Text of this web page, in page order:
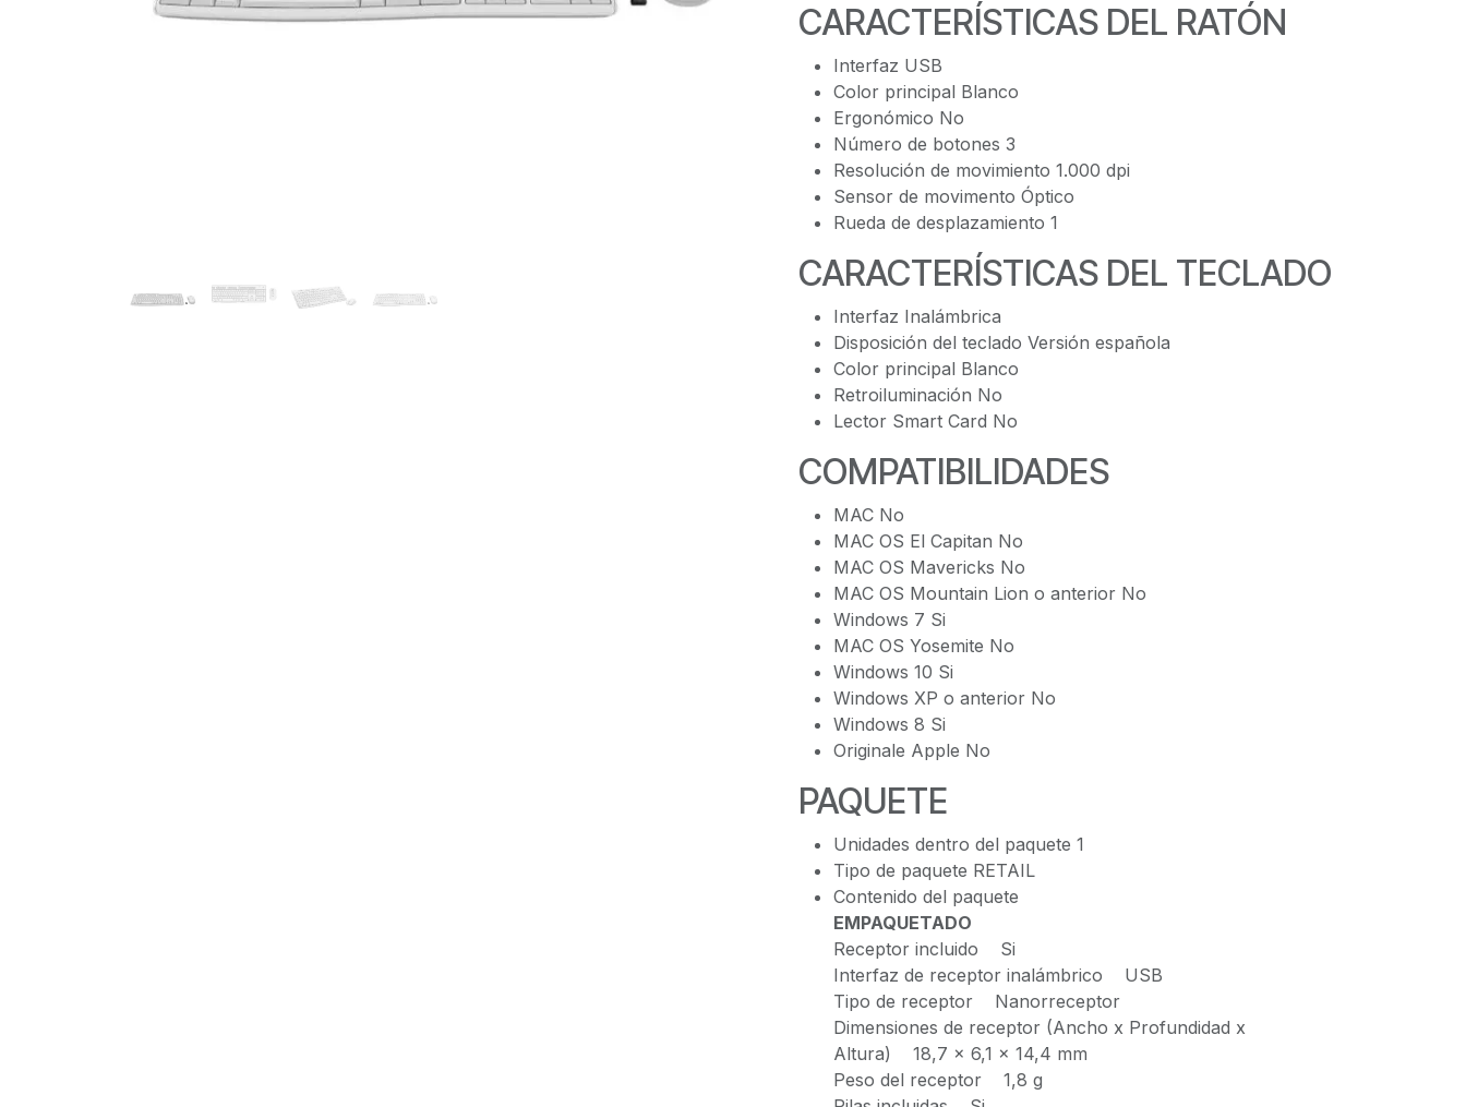
CARACTERÍSTICAS DEL RATÓN
Interfaz USB
Color principal Blanco
Ergonómico No
Número de botones 3
Resolución de movimiento 1.000 dpi
Sensor de movimento Óptico
Rueda de desplazamiento 1
CARACTERÍSTICAS DEL TECLADO
Interfaz Inalámbrica
Disposición del teclado Versión española
Color principal Blanco
Retroiluminación No
Lector Smart Card No
COMPATIBILIDADES
MAC No
MAC OS El Capitan No
MAC OS Mavericks No
MAC OS Mountain Lion o anterior No
Windows 7 Si
MAC OS Yosemite No
Windows 10 Si
Windows XP o anterior No
Windows 8 Si
Originale Apple No
PAQUETE
Unidades dentro del paquete 1
Tipo de paquete RETAIL
Contenido del paquete
EMPAQUETADO
Receptor incluido Si
Interfaz de receptor inalámbrico USB
Tipo de receptor Nanorreceptor
Dimensiones de receptor (Ancho x Profundidad x
Altura) 18,7 x 6,1 x 14,4 mm
Peso del receptor 1,8 g